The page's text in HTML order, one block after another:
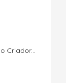
Criador...